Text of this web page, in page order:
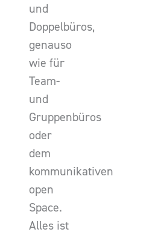
und
Doppelbüros,
genauso
wie für
Team-
und
Gruppenbüros
oder
dem
kommunikativen
open
Space.
Alles ist